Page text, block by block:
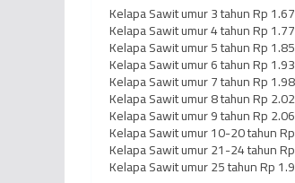
Kelapa Sawit umur 3 tahun Rp
Kelapa Sawit umur 4 tahun Rp
Kelapa Sawit umur 5 tahun Rp
Kelapa Sawit umur 6 tahun Rp
Kelapa Sawit umur 7 tahun Rp
Kelapa Sawit umur 8 tahun Rp
Kelapa Sawit umur 9 tahun Rp
Kelapa Sawit umur 10-20 tahun
Kelapa Sawit umur 21-24 tahun
Kelapa Sawit umur 25 tahun Rp